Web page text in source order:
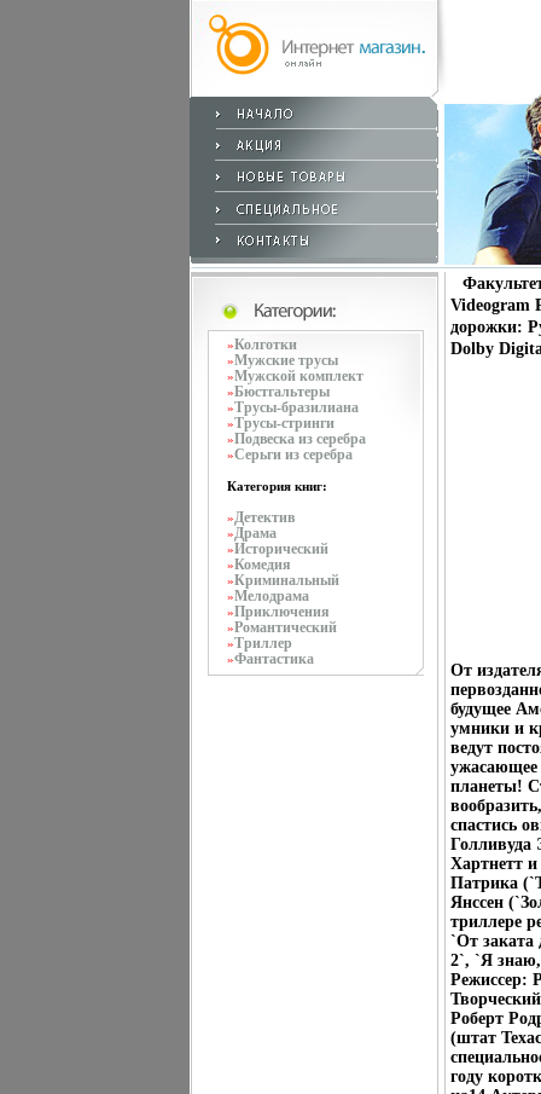
»Колготки
»Мужские трусы
»Мужской комплект
»Бюстгальтеры
»Трусы-бразилиана
»Трусы-стринги
»Подвеска из серебра
»Серьги из серебра
Категория книг:
»Детектив
»Драма
»Исторический
»Комедия
»Криминальный
»Мелодрама
»Приключения
»Романтический
»Триллер
»Фантастика
Videogram
дорожки:
Dolby
От
будущее
умники и
ведут
ужасающее
планеты!
спастись
Хартнетт
Патрика
Янссен
триллере
`От заката
2`, `Я
Режиссер:
Роберт
(штат
году